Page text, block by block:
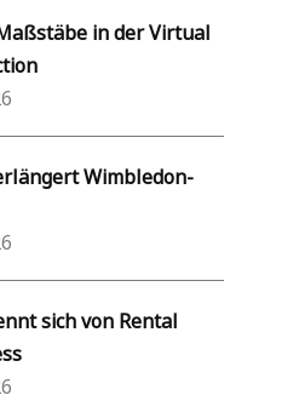
in der Virtual
Wimbledon-
sich von Rental